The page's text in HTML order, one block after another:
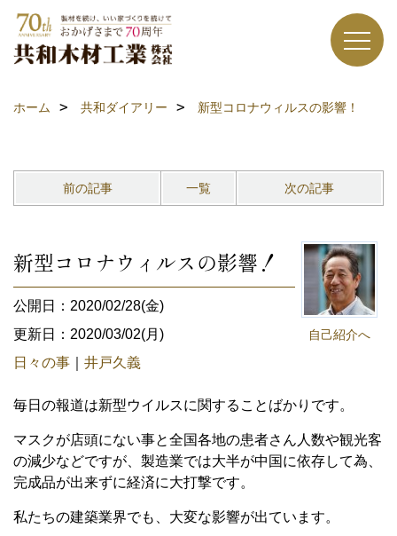
ホーム 共和ダイアリー 新型コロナウィルスの影響！
前の記事 一覧 次の記事
自己紹介へ
新型コロナウィルスの影響！
公開日：2020/02/28(金)
更新日：2020/03/02(月)
日々の事
井戸久義
毎日の報道は新型ウイルスに関することばかりです。
マスクが店頭にない事と全国各地の患者さん人数や観光客
の減少などですが、製造業では大半が中国に依存して為、
完成品が出来ずに経済に大打撃です。
私たちの建築業界でも、大変な影響が出ています。